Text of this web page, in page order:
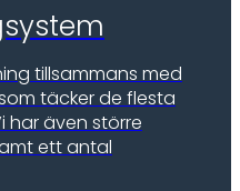
tillsammans med
täcker de flesta
har även större
ett antal